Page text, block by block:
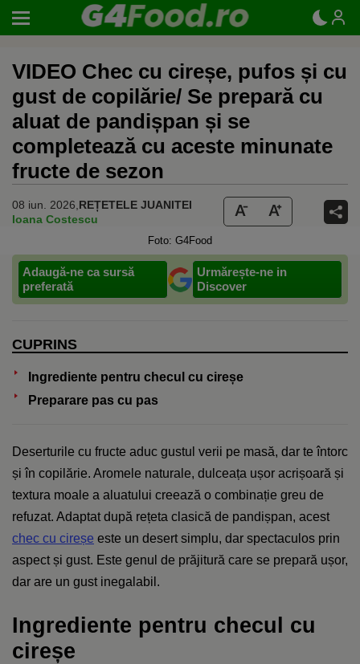
VIDEO Chec cu cireșe, pufos și cu
gust de copilărie/ Se prepară cu
aluat de pandișpan și se
completează cu aceste minunate
fructe de sezon
08 iun. 2026, REȚETELE JUANITEI
Ioana Costescu
Foto: G4Food
Adaugă-ne ca sursă
preferată
Urmărește-ne in
Discover
CUPRINS
Ingrediente pentru checul cu cireșe
Preparare pas cu pas
Deserturile cu fructe aduc gustul verii pe masă, dar te întorc
și în copilărie. Aromele naturale, dulceața ușor acrișoară și
textura moale a aluatului creează o combinație greu de
refuzat. Adaptat după rețeta clasică de pandișpan, acest
chec cu cireșe este un desert simplu, dar spectaculos prin
aspect și gust. Este genul de prăjitură care se prepară ușor,
dar are un gust inegalabil.
Ingrediente pentru checul cu
cireșe